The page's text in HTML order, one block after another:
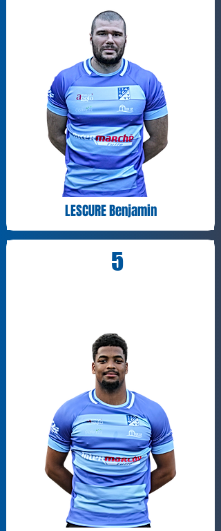
LESCURE Benjamin
5